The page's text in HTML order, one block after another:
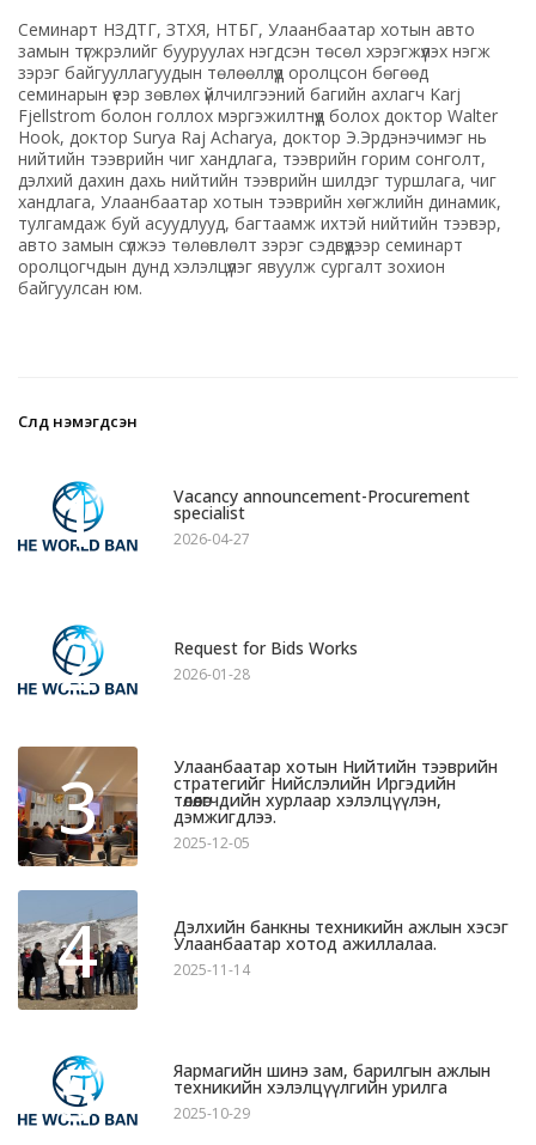
Семинарт НЗДТГ, ЗТХЯ, НТБГ, Улаанбаатар хотын авто
замын түгжрэлийг бууруулах нэгдсэн төсөл хэрэгжүүлэх нэгж
зэрэг байгууллагуудын төлөөллүүд оролцсон бөгөөд
семинарын үеэр зөвлөх үйлчилгээний багийн ахлагч Karj
Fjellstrom болон голлох мэргэжилтнүүд болох доктор Walter
Hook, доктор Surya Raj Acharya, доктор Э.Эрдэнэчимэг нь
нийтийн тээврийн чиг хандлага, тээврийн горим сонголт,
дэлхий дахин дахь нийтийн тээврийн шилдэг туршлага, чиг
хандлага, Улаанбаатар хотын тээврийн хөгжлийн динамик,
тулгамдаж буй асуудлууд, багтаамж ихтэй нийтийн тээвэр,
авто замын сүлжээ төлөвлөлт зэрэг сэдвүүдээр семинарт
оролцогчдын дунд хэлэлцүүлэг явуулж сургалт зохион
байгуулсан юм.
Сүүлд нэмэгдсэн
1 Vacancy announcement-Procurement
specialist
2026-04-27
2 Request for Bids Works
2026-01-28
3 Улаанбаатар хотын Нийтийн тээврийн
стратегийг Нийслэлийн Иргэдийн
төлөөлөгчдийн хурлаар хэлэлцүүлэн,
дэмжигдлээ.
2025-12-05
4 Дэлхийн банкны техникийн ажлын хэсэг
Улаанбаатар хотод ажиллалаа.
2025-11-14
5 Яармагийн шинэ зам, барилгын ажлын
техникийн хэлэлцүүлгийн урилга
2025-10-29